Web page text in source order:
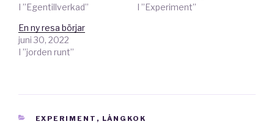
I ”Egentillverkad”
I ”Experiment”
En ny resa börjar
juni 30, 2022
I ”jorden runt”
KATEGORIER
EXPERIMENT , LÅNGKOK